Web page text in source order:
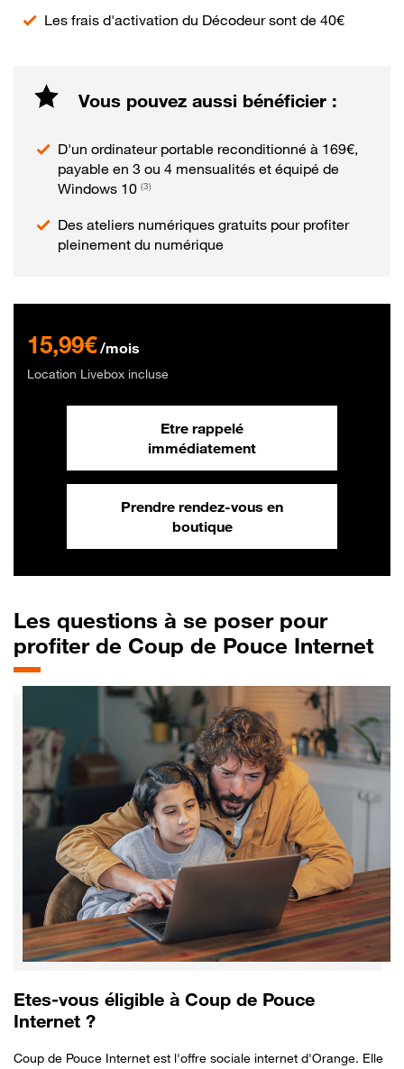
Les frais d'activation du Décodeur sont de 40€
Vous pouvez aussi bénéficier :
D'un ordinateur portable reconditionné à 169€,
payable en 3 ou 4 mensualités et équipé de
Windows 10 (3)
Des ateliers numériques gratuits pour profiter
pleinement du numérique
15,99€ /mois
Location Livebox incluse
Etre rappelé
immédiatement
Prendre rendez-vous en
boutique
Les questions à se poser pour
profiter de Coup de Pouce Internet
Etes-vous éligible à Coup de Pouce
Internet ?
Coup de Pouce Internet est l'offre sociale internet d'Orange. Elle